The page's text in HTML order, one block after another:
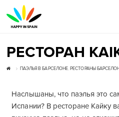
РЕСТОРАН
ПАЭЛЬЯ В БАРСЕЛОНЕ, РЕСТОРАНЫ
Наслышаны, что паэлья это
Испании? В ресторане Кайку